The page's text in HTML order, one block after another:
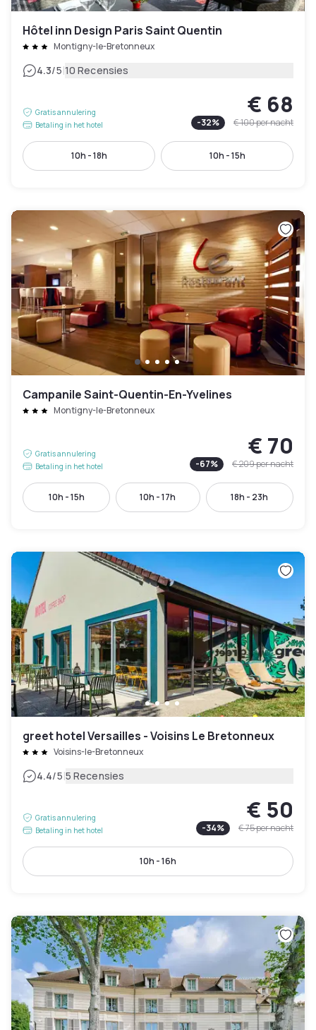
Hôtel inn Design Paris Saint Quentin
Montigny-le-Bretonneux
4.3/5|10 Recensies
Gratis annulering
Betaling in het hotel
€ 68
-32% € 100per nacht
10h - 18h 10h - 15h
Campanile Saint-Quentin-En-Yvelines
Montigny-le-Bretonneux
Gratis annulering
Betaling in het hotel
€ 70
-67% € 209per nacht
10h - 15h 10h - 17h 18h - 23h
greet hotel Versailles - Voisins Le Bretonneux
Voisins-le-Bretonneux
4.4/5|5 Recensies
Gratis annulering
Betaling in het hotel
€ 50
-34% € 75per nacht
10h - 16h